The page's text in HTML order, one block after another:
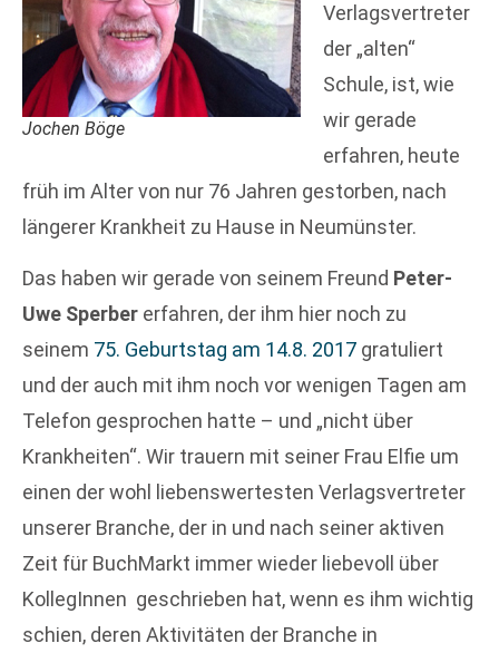
Jochen Böge
Verlagsvertreter
der „alten“
Schule, ist, wie
wir gerade
erfahren, heute
früh im Alter von nur 76 Jahren gestorben, nach
längerer Krankheit zu Hause in Neumünster.
Das haben wir gerade von seinem Freund Peter-
Uwe Sperber erfahren, der ihm hier noch zu
seinem 75. Geburtstag am 14.8. 2017 gratuliert
und der auch mit ihm noch vor wenigen Tagen am
Telefon gesprochen hatte – und „nicht über
Krankheiten“. Wir trauern mit seiner Frau Elfie um
einen der wohl liebenswertesten Verlagsvertreter
unserer Branche, der in und nach seiner aktiven
Zeit für BuchMarkt immer wieder liebevoll über
KollegInnen geschrieben hat, wenn es ihm wichtig
schien, deren Aktivitäten der Branche in